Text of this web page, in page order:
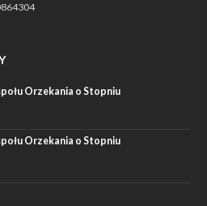
Orzekania o Stopniu
Orzekania o Stopniu